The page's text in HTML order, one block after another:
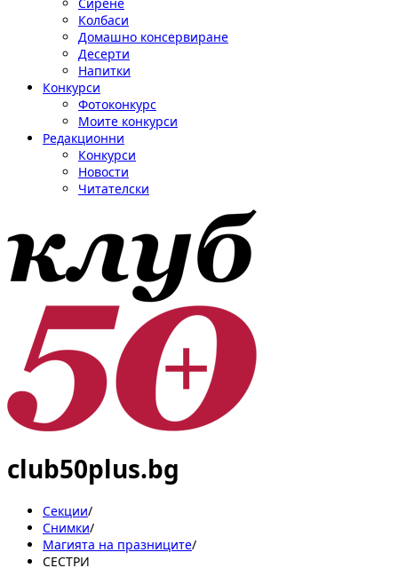
Колбаси
Домашно консервиране
Десерти
Напитки
Конкурси
Фотоконкурс
Моите конкурси
Редакционни
Конкурси
Новости
Читателски
club50plus.bg
Секции/
Снимки/
Магията на празниците/
СЕСТРИ